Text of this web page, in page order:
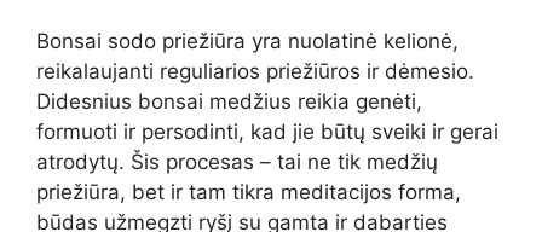
Bonsai sodo priežiūra yra nuolatinė kelionė,
reikalaujanti reguliarios priežiūros ir dėmesio.
Didesnius bonsai medžius reikia genėti,
formuoti ir persodinti, kad jie būtų sveiki ir gerai
atrodytų. Šis procesas – tai ne tik medžių
priežiūra, bet ir tam tikra meditacijos forma,
būdas užmegzti ryšį su gamta ir dabarties